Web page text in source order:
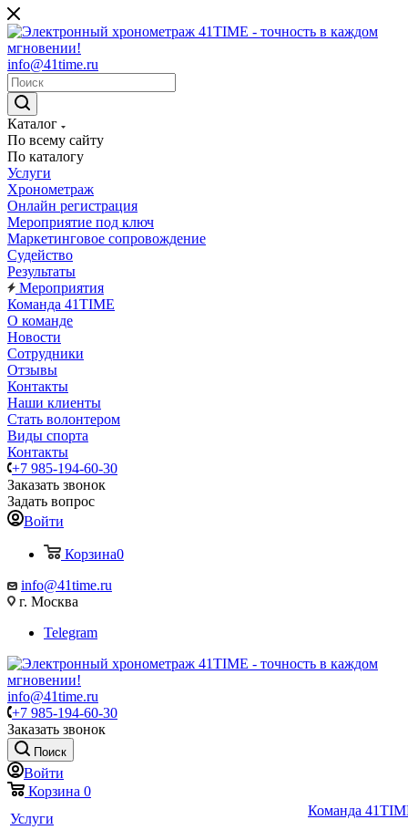
info@41time.ru
Каталог
По всему сайту
По каталогу
Услуги
Хронометраж
Онлайн регистрация
Мероприятие под ключ
Маркетинговое сопровождение
Судейство
Результаты
Мероприятия
Команда 41TIME
О команде
Новости
Сотрудники
Отзывы
Контакты
Наши клиенты
Стать волонтером
Виды спорта
Контакты
+7 985-194-60-30
Заказать звонок
Задать вопрос
Войти
Корзина0
info@41time.ru
г. Москва
Telegram
info@41time.ru
+7 985-194-60-30
Заказать звонок
Поиск
Войти
Корзина 0
Услуги
Команда